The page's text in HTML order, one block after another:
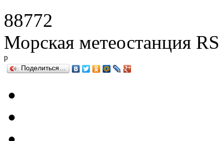
88772
Морская метеостанция
р
Поделиться…